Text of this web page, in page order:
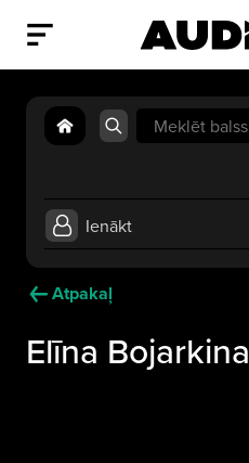
Search
for:
Ienākt
Atpakaļ
Elīna Bojarkina